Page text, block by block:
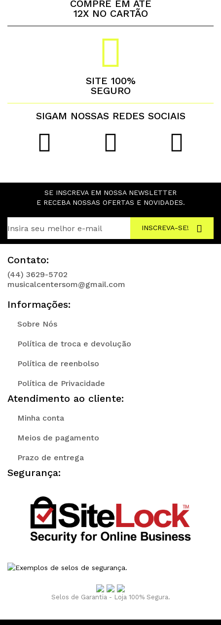
COMPRE EM ATÉ
12X NO CARTÃO
SITE 100%
SEGURO
SIGAM NOSSAS REDES SOCIAIS
SE INSCREVA EM NOSSA NEWSLETTER
E RECEBA NOSSAS OFERTAS E NOVIDADES.
INSCREVA-SE!
Contato:
(44) 3629-5702
musicalcentersom@gmail.com
Informações:
Sobre Nós
Política de troca e devolução
Política de reenbolso
Política de Privacidade
Atendimento ao cliente:
Minha conta
Meios de pagamento
Prazo de entrega
Segurança:
Selos de Garantia - Loja 100% Segura.